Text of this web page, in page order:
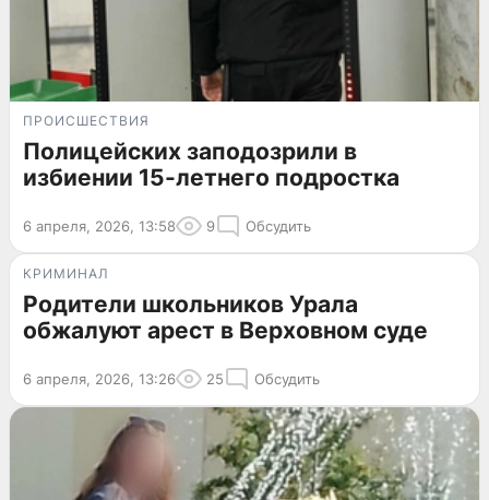
ПРОИСШЕСТВИЯ
Полицейских заподозрили в
избиении 15-летнего подростка
6 апреля, 2026, 13:58 9 Обсудить
КРИМИНАЛ
Родители школьников Урала
обжалуют арест в Верховном суде
6 апреля, 2026, 13:26 25 Обсудить